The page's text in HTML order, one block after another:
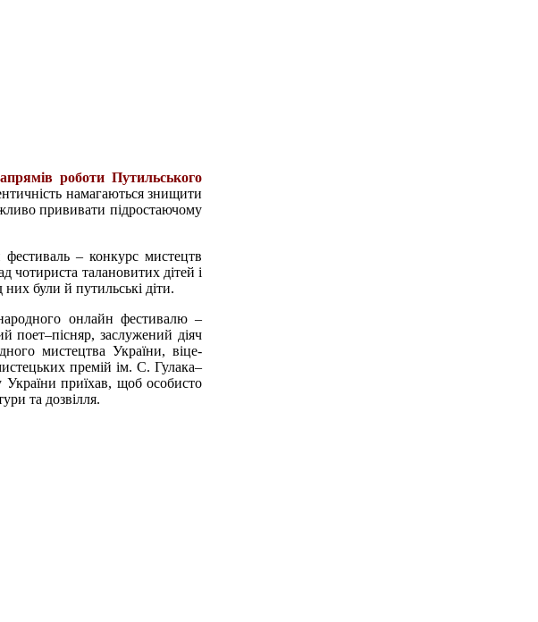
роботи Путильського
намагаються знищити
прививати підростаючому
– конкурс мистецтв
чотириста талановитих дітей і
них були й путильські діти.
онлайн фестивалю –
поет–пісняр, заслужений діяч
мистецтва України, віце-
премій ім. С. Гулака–
приїхав, щоб особисто
та дозвілля.